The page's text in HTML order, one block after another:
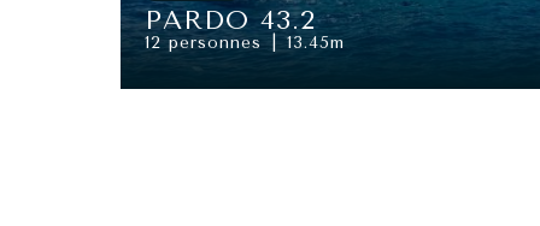
PARDO 43.2
12 personnes 13.45m